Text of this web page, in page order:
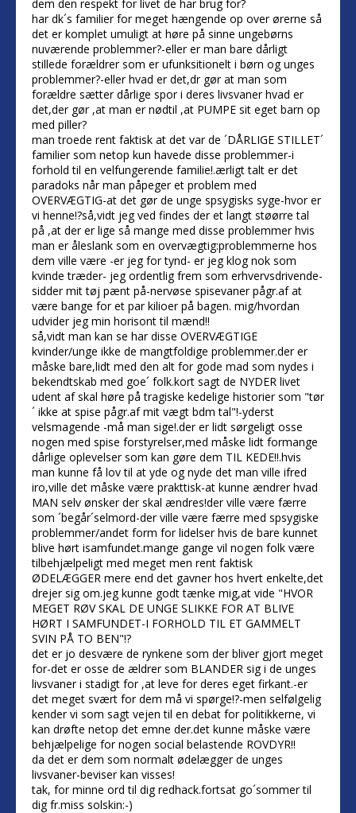
dem den respekt for livet de har brug for?
har dk´s familier for meget hængende op over ørerne så
det er komplet umuligt at høre på sinne ungebørns
nuværende problemmer?-eller er man bare dårligt
stillede forældrer som er ufunksitionelt i børn og unges
problemmer?-eller hvad er det,dr gør at man som
forældre sætter dårlige spor i deres livsvaner hvad er
det,der gør ,at man er nødtil ,at PUMPE sit eget barn op
med piller?
man troede rent faktisk at det var de ´DÅRLIGE STILLET´
familier som netop kun havede disse problemmer-i
forhold til en velfungerende familie!.ærligt talt er det
paradoks når man påpeger et problem med
OVERVÆGTIG-at det gør de unge spsygisks syge-hvor er
vi henne!?så,vidt jeg ved findes der et langt støørre tal
på ,at der er lige så mange med disse problemmer hvis
man er åleslank som en overvægtig:problemmerne hos
dem ville være -er jeg for tynd- er jeg klog nok som
kvinde træder- jeg ordentlig frem som erhvervsdrivende-
sidder mit tøj pænt på-nervøse spisevaner pågr.af at
være bange for et par kilioer på bagen. mig/hvordan
udvider jeg min horisont til mænd!!
så,vidt man kan se har disse OVERVÆGTIGE
kvinder/unge ikke de mangtfoldige problemmer.der er
måske bare,lidt med den alt for gode mad som nydes i
bekendtskab med goe´ folk.kort sagt de NYDER livet
udent af skal høre på tragiske kedelige historier som "tør
´ ikke at spise pågr.af mit vægt bdm tal"!-yderst
velsmagende -må man sige!.der er lidt sørgeligt osse
nogen med spise forstyrelser,med måske lidt formange
dårlige oplevelser som kan gøre dem TIL KEDE!!.hvis
man kunne få lov til at yde og nyde det man ville ifred
iro,ville det måske være prakttisk-at kunne ændrer hvad
MAN selv ønsker der skal ændres!der ville være færre
som ´begår´selmord-der ville være færre med spsygiske
problemmer/andet form for lidelser hvis de bare kunnet
blive hørt isamfundet.mange gange vil nogen folk være
tilbehjælpeligt med meget men rent faktisk
ØDELÆGGER mere end det gavner hos hvert enkelte,det
drejer sig om.jeg kunne godt tænke mig,at vide "HVOR
MEGET RØV SKAL DE UNGE SLIKKE FOR AT BLIVE
HØRT I SAMFUNDET-I FORHOLD TIL ET GAMMELT
SVIN PÅ TO BEN"!?
det er jo desvære de rynkene som der bliver gjort meget
for-det er osse de ældrer som BLANDER sig i de unges
livsvaner i stadigt for ,at leve for deres eget firkant.-er
det meget svært for dem må vi spørge!?-men selfølgelig
kender vi som sagt vejen til en debat for politikkerne, vi
kan drøfte netop det emne der.det kunne måske være
behjælpelige for nogen social belastende ROVDYR!!
da det er dem som normalt ødelægger de unges
livsvaner-beviser kan visses!
tak, for minne ord til dig redhack.fortsat go´sommer til
dig fr.miss solskin:-)